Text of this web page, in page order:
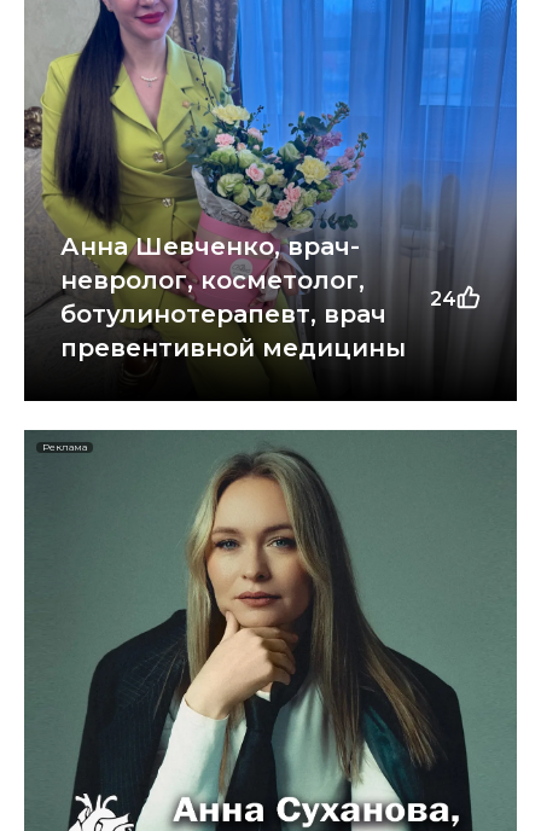
Анна Шевченко, врач-
невролог, косметолог,
ботулинотерапевт, врач
превентивной медицины
24
Реклама